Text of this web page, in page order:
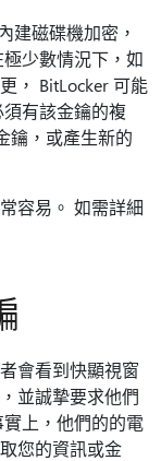
建磁碟機加密，
少數情況下，如
， BitLocker 可能
有該金鑰的複
鑰，或產生新的
容易。 如需詳細
會看到快顯視窗
並誠摯要求他們
上，他們的的電
您的資訊或金